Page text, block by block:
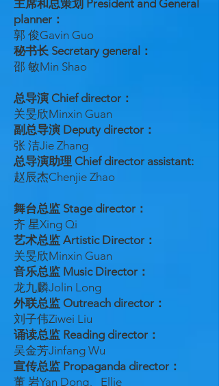
主席和总策划 President and General
planner：
郭 俊Gavin Guo
秘书长 Secretary general：
邵 敏Min Shao
总导演 Chief director：
关旻欣Minxin Guan
副总导演 Deputy director：
张 洁Jie Zhang
总导演助理 Chief director assistant:
赵辰杰Chenjie Zhao
舞台总监 Stage director：
齐 星Xing Qi
艺术总监 Artistic Director：
关旻欣Minxin Guan
音乐总监 Music Director：
龙九麟Jolin Long
外联总监 Outreach director：
刘子伟Ziwei Liu
诵读总监 Reading director：
吴金芳Jinfang Wu
宣传总监 Propaganda director：
董 岩Yan Dong、Ellie